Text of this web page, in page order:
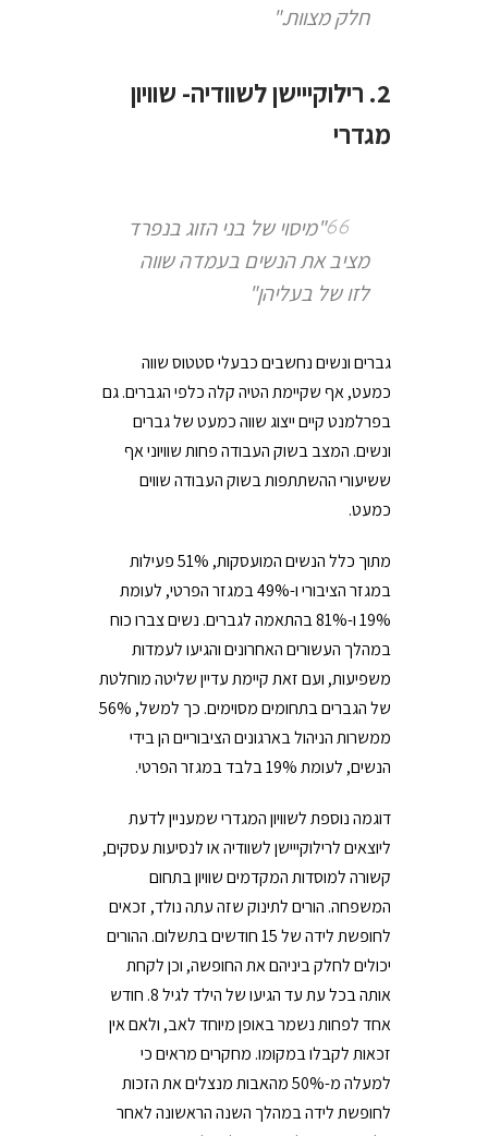
חלק מצוות."
2. רילוקייישן לשוודיה- שוויון
מגדרי
"מיסוי של בני הזוג בנפרד
מציב את הנשים בעמדה שווה
לזו של בעליהן"
גברים ונשים נחשבים כבעלי סטטוס שווה
כמעט, אף שקיימת הטיה קלה כלפי הגברים. גם
בפרלמנט קיים ייצוג שווה כמעט של גברים
ונשים. המצב בשוק העבודה פחות שוויוני אף
ששיעורי ההשתתפות בשוק העבודה שווים
כמעט.
מתוך כלל הנשים המועסקות, 51% פעילות
במגזר הציבורי ו-49% במגזר הפרטי, לעומת
19% ו-81% בהתאמה לגברים. נשים צברו כוח
במהלך העשורים האחרונים והגיעו לעמדות
משפיעות, ועם זאת קיימת עדיין שליטה מוחלטת
של הגברים בתחומים מסוימים. כך למשל, 56%
ממשרות הניהול בארגונים הציבוריים הן בידי
הנשים, לעומת 19% בלבד במגזר הפרטי.
דוגמה נוספת לשוויון המגדרי שמעניין לדעת
ליוצאים לרילוקייישן לשוודיה או לנסיעות עסקים,
קשורה למוסדות המקדמים שוויון בתחום
המשפחה. הורים לתינוק שזה עתה נולד, זכאים
לחופשת לידה של 15 חודשים בתשלום. ההורים
יכולים לחלק ביניהם את החופשה, וכן לקחת
אותה בכל עת עד הגיעו של הילד לגיל 8. חודש
אחד לפחות נשמר באופן מיוחד לאב, ולאם אין
זכאות לקבלו במקומו. מחקרים מראים כי
למעלה מ-50% מהאבות מנצלים את הזכות
לחופשת לידה במהלך השנה הראשונה לאחר